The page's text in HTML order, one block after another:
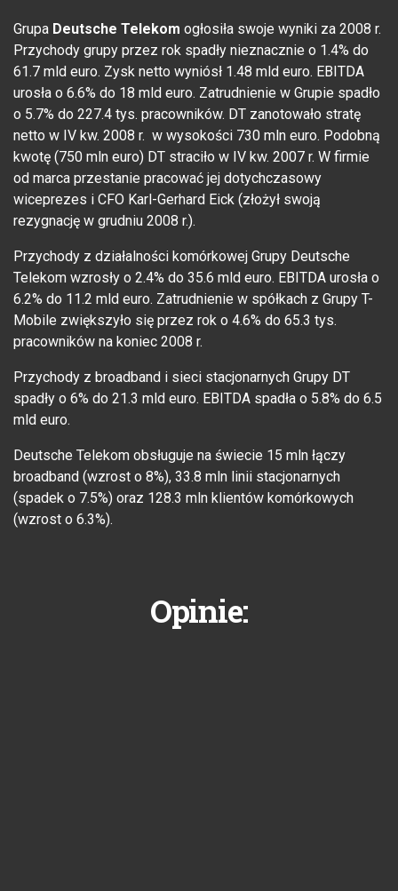
Grupa Deutsche Telekom ogłosiła swoje wyniki za 2008 r.
Przychody grupy przez rok spadły nieznacznie o 1.4% do
61.7 mld euro. Zysk netto wyniósł 1.48 mld euro. EBITDA
urosła o 6.6% do 18 mld euro. Zatrudnienie w Grupie spadło
o 5.7% do 227.4 tys. pracowników. DT zanotowało stratę
netto w IV kw. 2008 r. w wysokości 730 mln euro. Podobną
kwotę (750 mln euro) DT straciło w IV kw. 2007 r. W firmie
od marca przestanie pracować jej dotychczasowy
wiceprezes i CFO Karl-Gerhard Eick (złożył swoją
rezygnację w grudniu 2008 r.).
Przychody z działalności komórkowej Grupy Deutsche
Telekom wzrosły o 2.4% do 35.6 mld euro. EBITDA urosła o
6.2% do 11.2 mld euro. Zatrudnienie w spółkach z Grupy T-
Mobile zwiększyło się przez rok o 4.6% do 65.3 tys.
pracowników na koniec 2008 r.
Przychody z broadband i sieci stacjonarnych Grupy DT
spadły o 6% do 21.3 mld euro. EBITDA spadła o 5.8% do 6.5
mld euro.
Deutsche Telekom obsługuje na świecie 15 mln łączy
broadband (wzrost o 8%), 33.8 mln linii stacjonarnych
(spadek o 7.5%) oraz 128.3 mln klientów komórkowych
(wzrost o 6.3%).
Opinie: